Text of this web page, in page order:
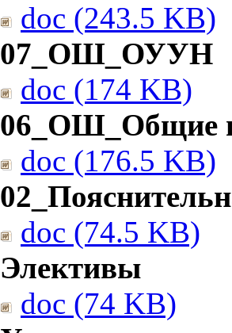
doc (243.5 KB)
07_ОШ_ОУУН
doc (174 KB)
06_ОШ_Общие
doc (176.5 KB)
doc (74.5 KB)
Элективы
doc (74 KB)